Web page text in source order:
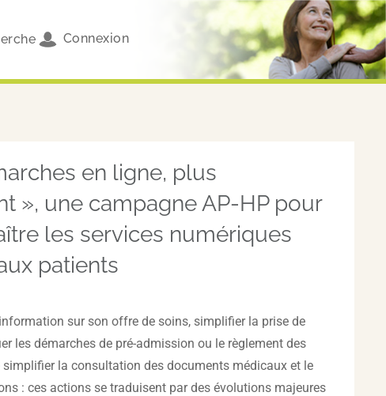
Connexion
en ligne, plus
», une campagne AP-HP pour
les services numériques
patients
sur son offre de soins, simplifier la prise de
les démarches de pré-admission ou le règlement des
simplifier la consultation des documents médicaux et le
: ces actions se traduisent par des évolutions majeures